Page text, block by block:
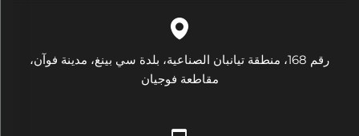
رقم 168، منطقة تيانبان الصناعية، بلدة سي بينغ، مدينة فوآن،
مقاطعة فوجيان